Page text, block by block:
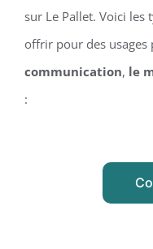
sur Le Pallet. Voici les
offrir pour des usages
communication, le
: